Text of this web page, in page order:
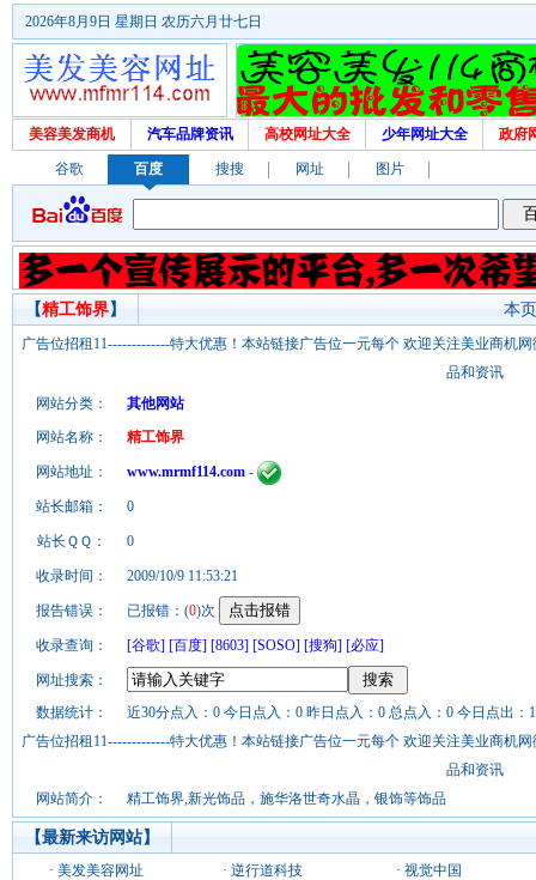
2026年8月9日 星期日 农历六月廿七日
美容美发商机 汽车品牌资讯 高校网址大全 少年网址大全 政府
谷歌 百度 搜搜 网址 图片
本
【精工饰界】
广告位招租11-------------特大优惠！本站链接广告位一元每个 欢迎关注美业商机
品和资讯
网站分类：
其他网站
网站名称：
精工饰界
网站地址： www.mrmf114.com -
站长邮箱： 0
站长ＱＱ： 0
收录时间： 2009/10/9 11:53:21
报告错误： 已报错：(0)次
收录查询： [谷歌] [百度] [8603] [SOSO] [搜狗] [必应]
网址搜索：
数据统计：
近30分点入：0 今日点入：0 昨日点入：0 总点入：0 今日点出：
广告位招租11-------------特大优惠！本站链接广告位一元每个 欢迎关注美业商机
品和资讯
网站简介：
精工饰界,新光饰品，施华洛世奇水晶，银饰等饰品
【最新来访网站】
· 美发美容网址 · 逆行道科技 · 视觉中国